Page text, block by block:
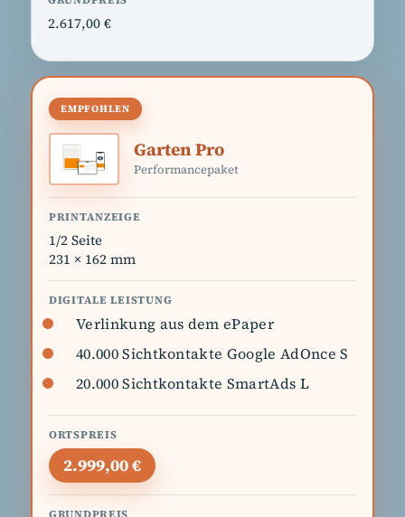
2.617,00 €
Garten Pro
Performancepaket
1/2 Seite
231 × 162 mm
Verlinkung aus dem ePaper
40.000 Sichtkontakte Google AdOnce S
20.000 Sichtkontakte SmartAds L
2.999,00 €